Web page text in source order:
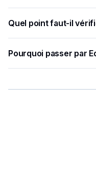
JavaScript nécessaires
Quel point faut-il
paramètres de
supplémentaires telles
Pourquoi passer par
tests et limite les